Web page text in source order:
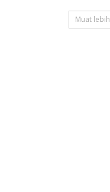
Muat lebih